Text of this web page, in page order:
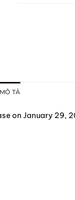
MÔ TẢ
on January 29,